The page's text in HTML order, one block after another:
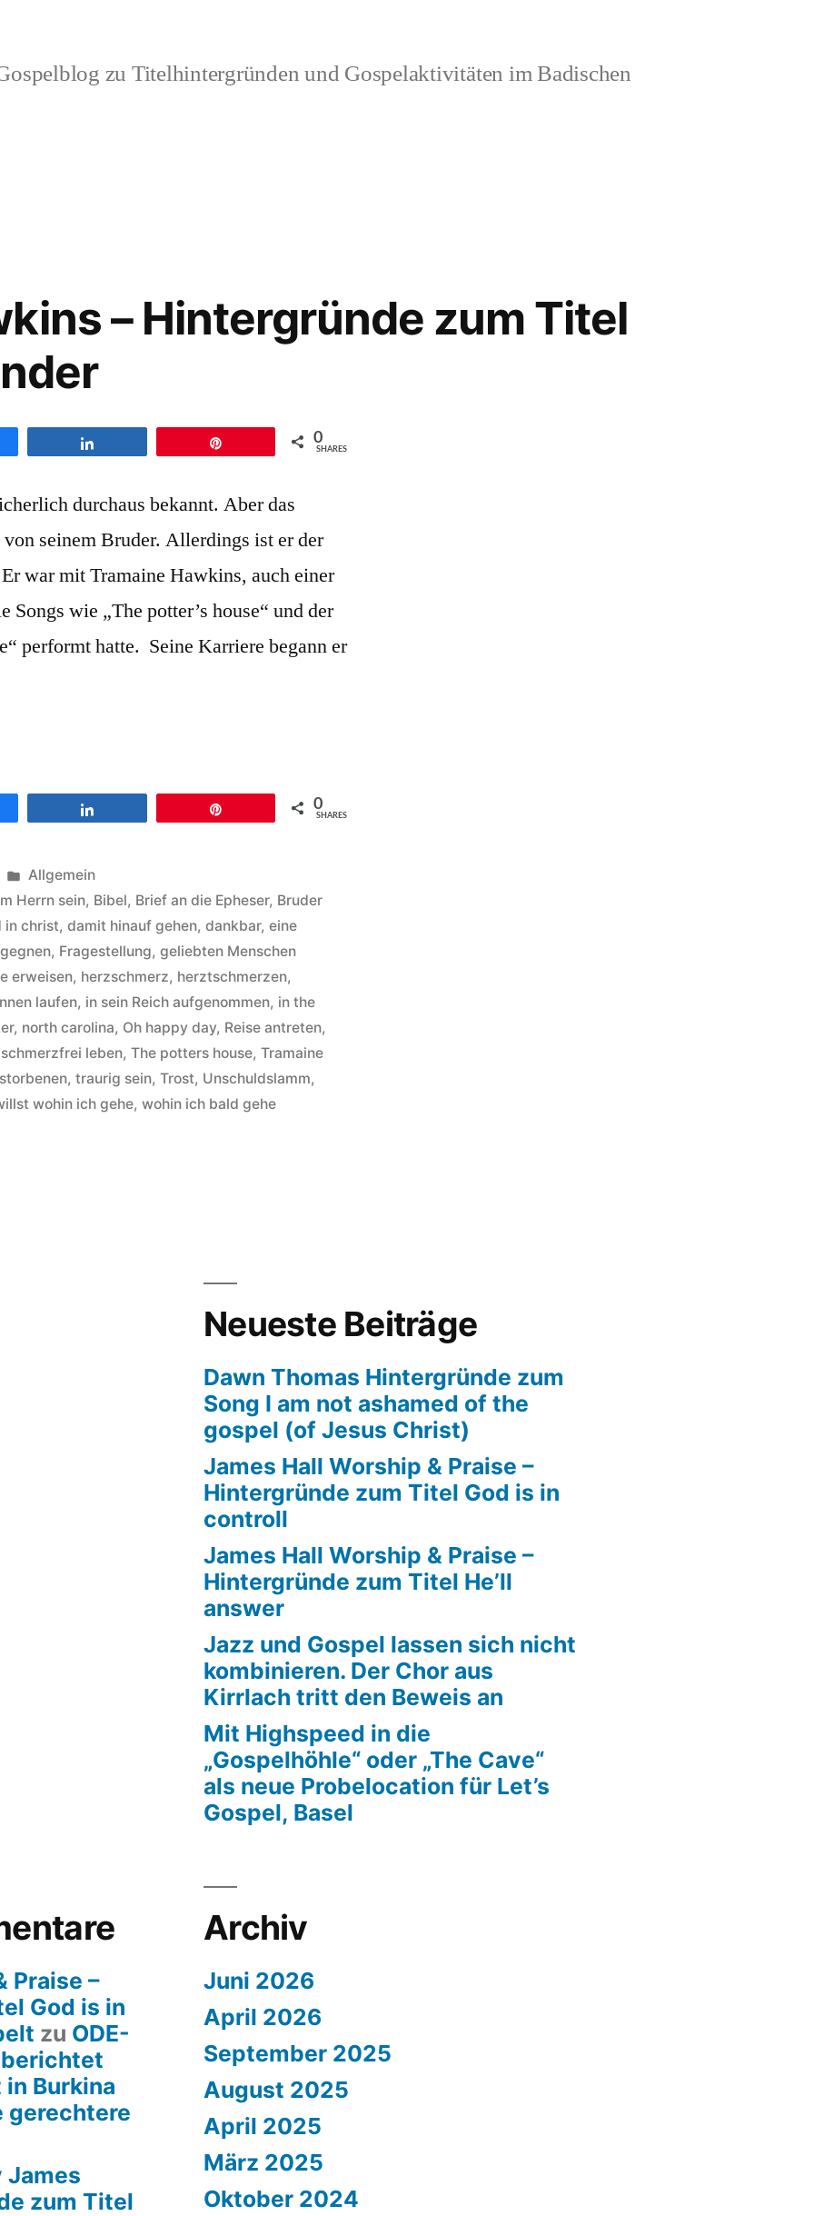
zu Titelhintergründen und Gospelaktivitäten im Badischen
– Hintergründe zum Titel
0
SHARES
durchaus bekannt. Aber das
seinem Bruder. Allerdings ist er der
war mit Tramaine Hawkins, auch einer
Songs wie „The potter’s house“ und der
performt hatte. Seine Karriere begann er
0
SHARES
Veröffentlicht
unter
Allgemein
Herrn sein, Bibel, Brief an die Epheser, Bruder
in christ,damit hinauf gehen,dankbar,eine
, Fragestellung,geliebten Menschen
erweisen, herzschmerz, herztschmerzen,
laufen, in sein Reich aufgenommen, in the
, north carolina, Oh happy day, Reise antreten,
schmerzfrei leben,The potters house,Tramaine
,traurig sein,Trost, Unschuldslamm,
wohin ich gehe,wohin ich bald gehe
Neueste Beiträge
Dawn Thomas Hintergründe zum
Song I am not ashamed of the
gospel (of Jesus Christ)
James Hall Worship & Praise –
Hintergründe zum Titel God is in
controll
James Hall Worship & Praise –
Hintergründe zum Titel He’ll
answer
Jazz und Gospel lassen sich nicht
kombinieren. Der Chor aus
Kirrlach tritt den Beweis an
Mit Highspeed in die
„Gospelhöhle“ oder „The Cave“
als neue Probelocation für Let’s
Gospel, Basel
Praise –
God is in
zu ODE-
Burkina
gerechtere
James
zum Titel
Archiv
Juni 2026
April 2026
September 2025
August 2025
April 2025
März 2025
Oktober 2024